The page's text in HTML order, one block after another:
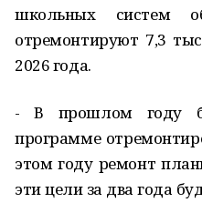
школьных систем
отремонтируют 7,3
2026 года.
- В прошлом году
программе
этом году ремонт
эти цели за два года